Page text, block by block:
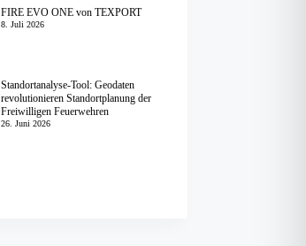
FIRE EVO ONE von TEXPORT
8. Juli 2026
Standortanalyse-Tool: Geodaten
revolutionieren Standortplanung der
Freiwilligen Feuerwehren
26. Juni 2026